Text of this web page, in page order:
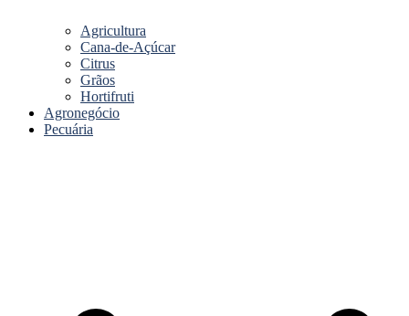
Agricultura
Cana-de-Açúcar
Citrus
Grãos
Hortifruti
Agronegócio
Pecuária